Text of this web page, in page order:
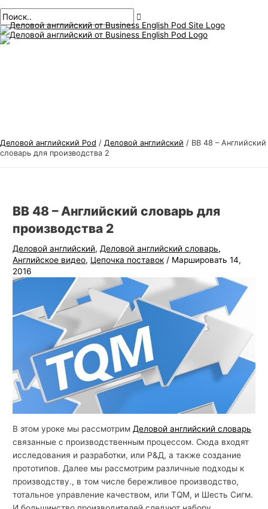
к
содержанию
меню
Деловой английский Pod / Деловой английский / ВВ 48 – Английский
словарь для производства 2
ВВ 48 – Английский словарь для
производства 2
Деловой английский, Деловой английский словарь,
Английское видео, Цепочка поставок / Маршировать 14,
2016
В этом уроке мы рассмотрим Деловой английский словарь
связанные с производственным процессом. Сюда входят
исследования и разработки, или Р&Д, а также создание
прототипов. Далее мы рассмотрим различные подходы к
производству., в том числе бережливое производство,
тотальное управление качеством, или TQM, и Шесть Сигм.
по
публикациям
здесь..
почта*
Т
е
м
о
н
г
л
и
й
к
И
с
к